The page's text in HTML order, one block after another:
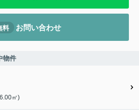
料 お問い合わせ
物件
㎡)